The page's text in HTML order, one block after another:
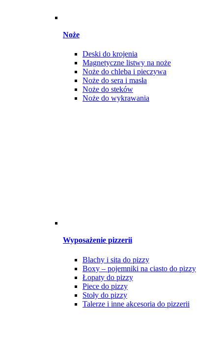
Noże
Deski do krojenia
Magnetyczne listwy na noże
Noże do chleba i pieczywa
Noże do sera i masła
Noże do steków
Noże do wykrawania
Wyposażenie pizzerii
Blachy i sita do pizzy
Boxy – pojemniki na ciasto do pizzy
Łopaty do pizzy
Piece do pizzy
Stoły do pizzy
Talerze i inne akcesoria do pizzerii